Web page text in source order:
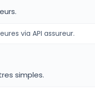
via API assureur.
simples.